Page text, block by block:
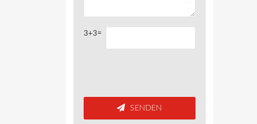
3+3=
SENDEN